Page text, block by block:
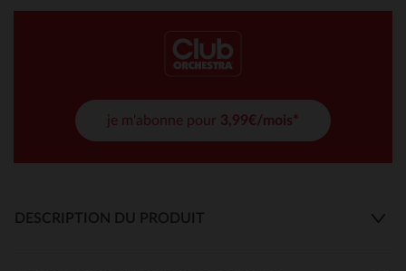
je m'abonne pour 3,99€/mois*
DESCRIPTION DU PRODUIT